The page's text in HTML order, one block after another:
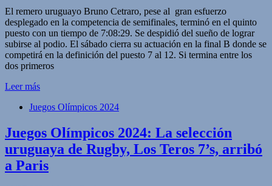
Compartir
El remero uruguayo Bruno Cetraro, pese al gran esfuerzo
desplegado en la competencia de semifinales, terminó en el quinto
puesto con un tiempo de 7:08:29. Se despidió del sueño de lograr
subirse al podio. El sábado cierra su actuación en la final B donde se
competirá en la definición del puesto 7 al 12. Si termina entre los
dos primeros
Leer más
Juegos Olímpicos 2024
Juegos Olímpicos 2024: La selección
uruguaya de Rugby, Los Teros 7’s, arribó
a Paris